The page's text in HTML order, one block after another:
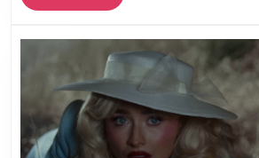
More